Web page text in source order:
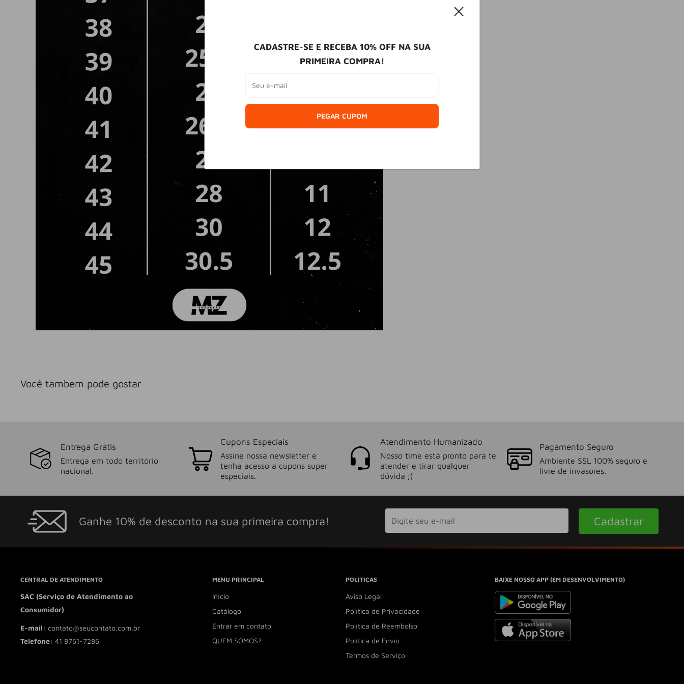
CADASTRE-SE E RECEBA 10% OFF NA SUA
PRIMEIRA COMPRA!
Seu e-mail
PEGAR CUPOM
Você tambem pode gostar
Entrega Grátis
Entrega em todo território
nacional.
Cupons Especiais
Assine nossa newsletter e
tenha acesso a cupons super
especiais.
Atendimento Humanizado
Nosso time está pronto para te
atender e tirar qualquer
dúvida ;)
Pagamento Seguro
Ambiente SSL 100% seguro e
livre de invasores.
Ganhe 10% de desconto na sua primeira compra! Cadastrar
CENTRAL DE ATENDIMENTO
SAC (Serviço de Atendimento ao
Consumidor)
E-mail: contato@seucontato.com.br
Telefone: 41 8761-7286
MENU PRINCIPAL
Início
Catálogo
Entrar em contato
QUEM SOMOS?
POLÍTICAS
Aviso Legal
Política de Privacidade
Política de Reembolso
Política de Envio
Termos de Serviço
BAIXE NOSSO APP (EM DESENVOLVIMENTO)